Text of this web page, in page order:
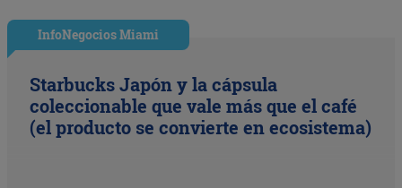
InfoNegocios Miami
Starbucks Japón y la cápsula
coleccionable que vale más que el café
(el producto se convierte en ecosistema)